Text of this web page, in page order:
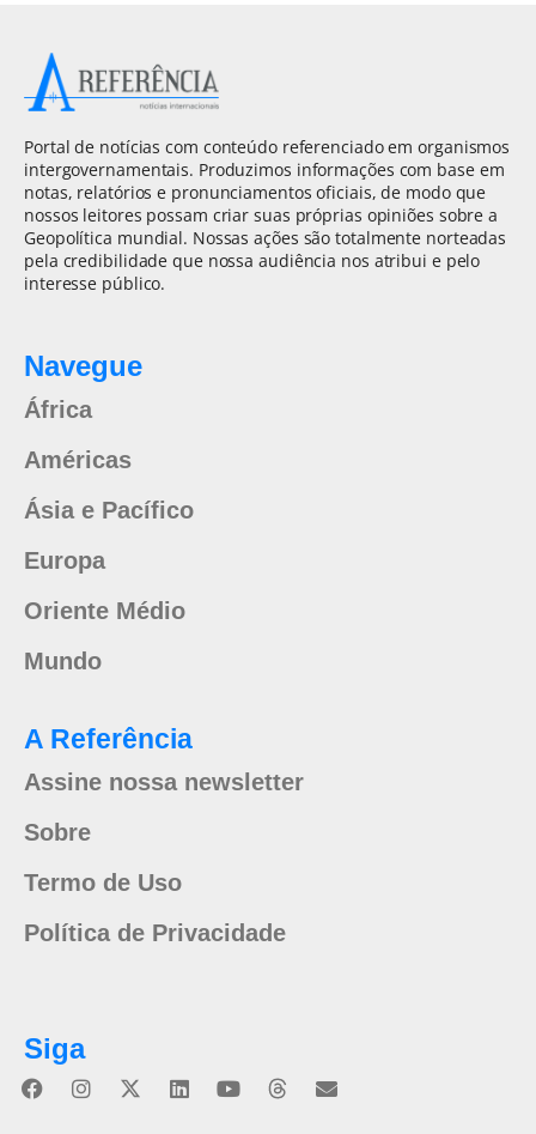
Portal de notícias com conteúdo referenciado em organismos
intergovernamentais. Produzimos informações com base em
notas, relatórios e pronunciamentos oficiais, de modo que
nossos leitores possam criar suas próprias opiniões sobre a
Geopolítica mundial. Nossas ações são totalmente norteadas
pela credibilidade que nossa audiência nos atribui e pelo
interesse público.
Navegue
África
Américas
Ásia e Pacífico
Europa
Oriente Médio
Mundo
A Referência
Assine nossa newsletter
Sobre
Termo de Uso
Política de Privacidade
Siga